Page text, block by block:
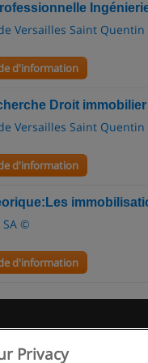
Versailles Saint Quentin
d'information
Droit
Versailles Saint Quentin
d'information
SA ©
d'information
Privacy